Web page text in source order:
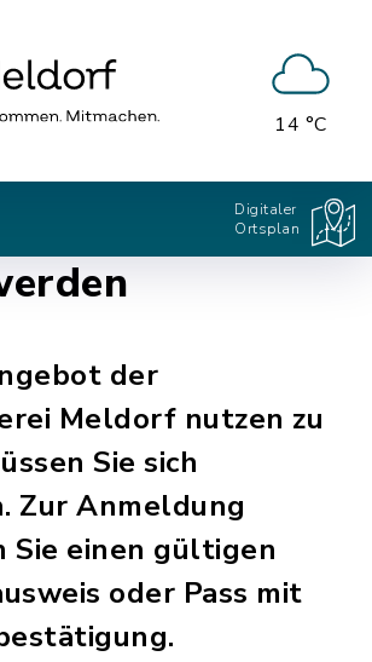
14 °C
Digitaler
Ortsplan
der
Meldorf nutzen zu
Sie sich
Zur Anmeldung
Sie einen gültigen
oder Pass mit